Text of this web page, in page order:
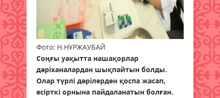
Фото: Н.НҰРЖАУБАЙ
Соңғы уақытта нашақорлар
дәріханалардан шықпайтын болды.
Олар түрлі дәрілерден қоспа жасап,
есірткі орнына пайдаланатын болған.